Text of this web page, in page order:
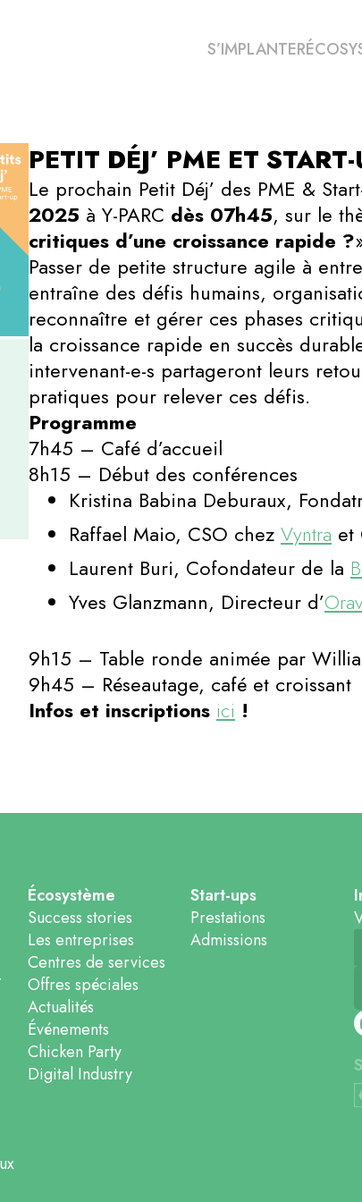
S’IMPLANTER
PETIT DÉJ’ PME ET START-
Le prochain Petit Déj’ des PME &
2025 à Y-PARC dès 07h45, sur le
critiques d’une croissance rapide ?
Passer de petite structure agile à
entraîne des défis humains,
reconnaître et gérer ces phases
la croissance rapide en succès
intervenant-e-s partageront leurs
pratiques pour relever ces défis.
Programme
7h45 – Café d’accueil
8h15 – Début des conférences
Kristina Babina Deburaux,
Raffael Maio, CSO chez Vyntra et
Laurent Buri, Cofondateur de la
Yves Glanzmann, Directeur d’
9h15 – Table ronde animée par
9h45 – Réseautage, café et croissant
Infos et inscriptions ici !
Écosystème
Success stories
Les entreprises
Centres de services
Offres spéciales
Actualités
Événements
Chicken Party
Digital Industry
Start-ups
Prestations
Admissions